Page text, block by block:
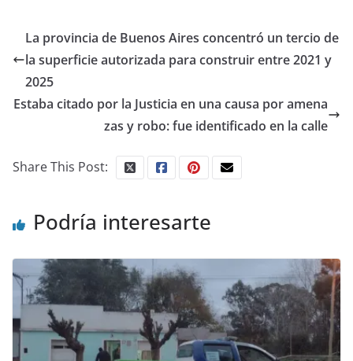
La provincia de Buenos Aires concentró un tercio de
la superficie autorizada para construir entre 2021 y
2025
Estaba citado por la Justicia en una causa por amena
zas y robo: fue identificado en la calle
Share This Post:
Podría interesarte